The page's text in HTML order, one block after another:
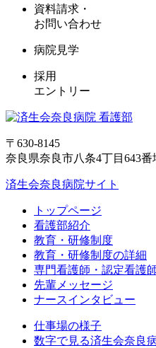
資料請求・
お問い合わせ
病院見学
採用
エントリー
〒630-8145
奈良県奈良市八条4丁目643番
済生会奈良病院サイト
トップページ
看護部紹介
教育・研修制度
教育・研修制度の詳細
専門看護師・認定看護
先輩メッセージ
ナースインタビュー
仕事場の様子
数字で見る済生会奈良